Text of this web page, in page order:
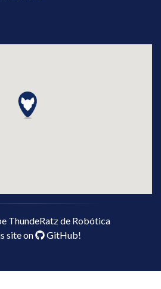
ThundeRatz de Robótica
site on
GitHub!